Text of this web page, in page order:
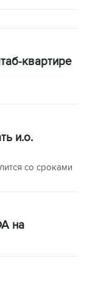
квартире
и.о.
со сроками
на